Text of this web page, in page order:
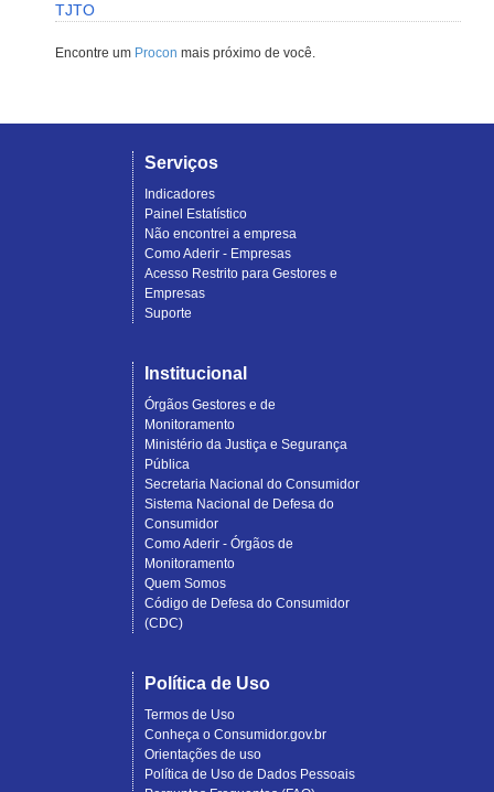
TJTO
Encontre um Procon mais próximo de você.
Serviços
Indicadores
Painel Estatístico
Não encontrei a empresa
Como Aderir - Empresas
Acesso Restrito para Gestores e
Empresas
Suporte
Institucional
Órgãos Gestores e de
Monitoramento
Ministério da Justiça e Segurança
Pública
Secretaria Nacional do Consumidor
Sistema Nacional de Defesa do
Consumidor
Como Aderir - Órgãos de
Monitoramento
Quem Somos
Código de Defesa do Consumidor
(CDC)
Política de Uso
Termos de Uso
Conheça o Consumidor.gov.br
Orientações de uso
Política de Uso de Dados Pessoais